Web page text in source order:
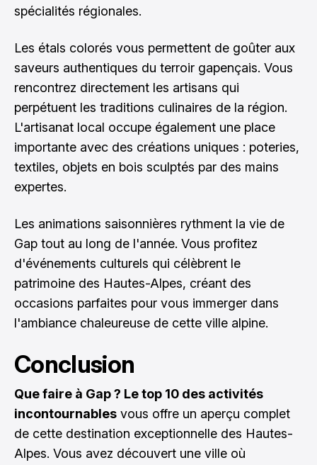
spécialités régionales.
Les étals colorés vous permettent de goûter aux
saveurs authentiques du terroir gapençais. Vous
rencontrez directement les artisans qui
perpétuent les traditions culinaires de la région.
L'artisanat local occupe également une place
importante avec des créations uniques : poteries,
textiles, objets en bois sculptés par des mains
expertes.
Les animations saisonnières rythment la vie de
Gap tout au long de l'année. Vous profitez
d'événements culturels qui célèbrent le
patrimoine des Hautes-Alpes, créant des
occasions parfaites pour vous immerger dans
l'ambiance chaleureuse de cette ville alpine.
Conclusion
Que faire à Gap ? Le top 10 des activités
incontournables vous offre un aperçu complet
de cette destination exceptionnelle des Hautes-
Alpes. Vous avez découvert une ville où